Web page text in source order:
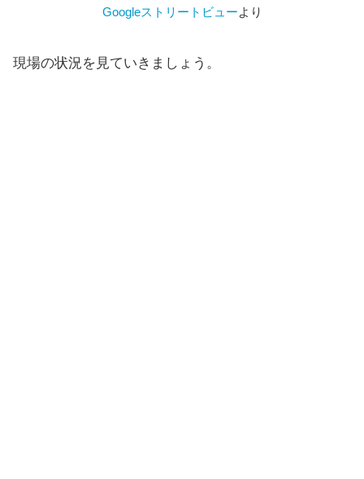
Googleストリートビューより
現場の状況を見ていきましょう。